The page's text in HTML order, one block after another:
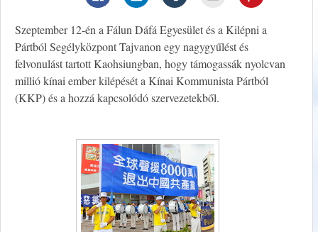
Szeptember 12-én a Fálun Dáfá Egyesület és a Kilépni a
Pártból Segélyközpont Tajvanon egy nagygyűlést és
felvonulást tartott Kaohsiungban, hogy támogassák nyolcvan
millió kínai ember kilépését a Kínai Kommunista Pártból
(KKP) és a hozzá kapcsolódó szervezetekből.